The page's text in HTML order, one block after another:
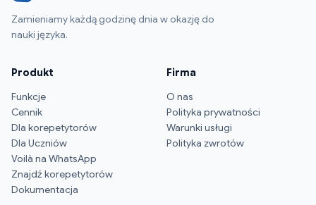
Zamieniamy każdą godzinę dnia w okazję do
nauki języka.
Produkt
Funkcje
Cennik
Dla korepetytorów
Dla Uczniów
Voilà na WhatsApp
Znajdź korepetytorów
Dokumentacja
Firma
O nas
Polityka prywatności
Warunki usługi
Polityka zwrotów